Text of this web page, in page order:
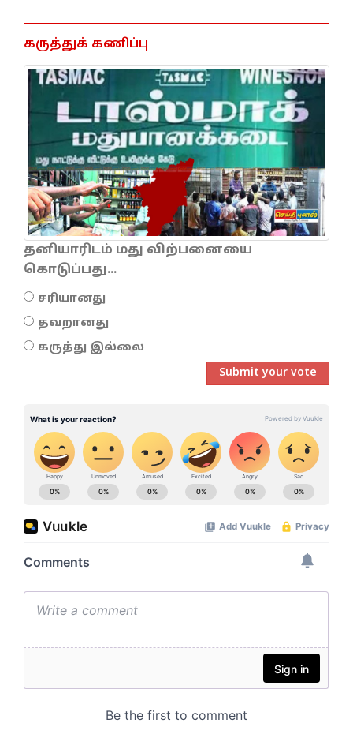
கருத்துக் கணிப்பு
தனியாரிடம் மது விற்பனையை
கொடுப்பது...
சரியானது
தவறானது
கருத்து இல்லை
Submit your vote